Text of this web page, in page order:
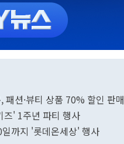
션·뷰티 상품 70% 할인 판매
즈' 1주년 파티 행사
까지 '롯데온세상' 행사